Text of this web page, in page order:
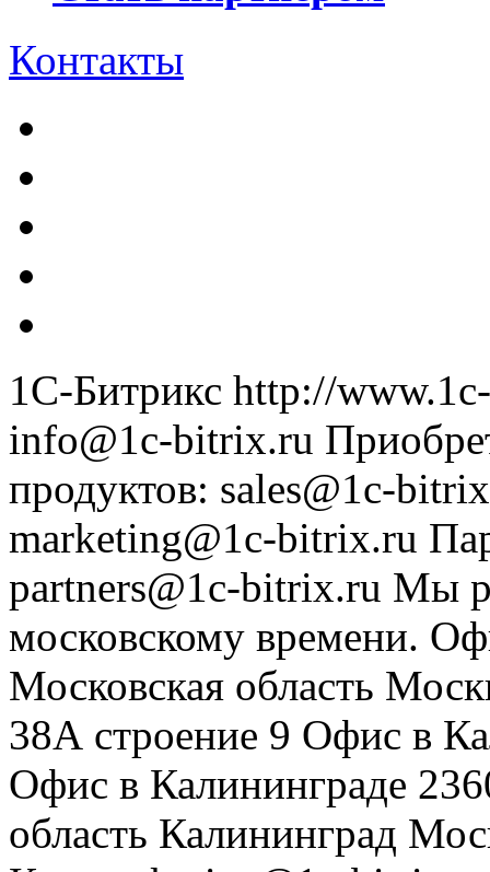
Контакты
1С-Битрикс http://
info@1c-bitrix.ru
продуктов: sales@1c-
marketing@1c-bitrix.ru
partners@1c-bitrix.ru Мы
московскому времени.
Московская область
38А строение 9 Офис в
Офис в Калининграде
область Калининград